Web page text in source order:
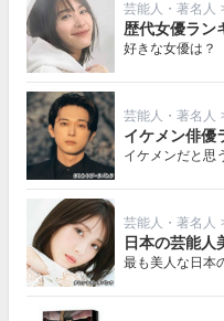
芸能人・著名人
歴代女優ラン
好きな女優は？
芸能人・著名人
イケメン俳優
イケメンだと思
芸能人・著名人
日本の芸能人
最も美人な日本